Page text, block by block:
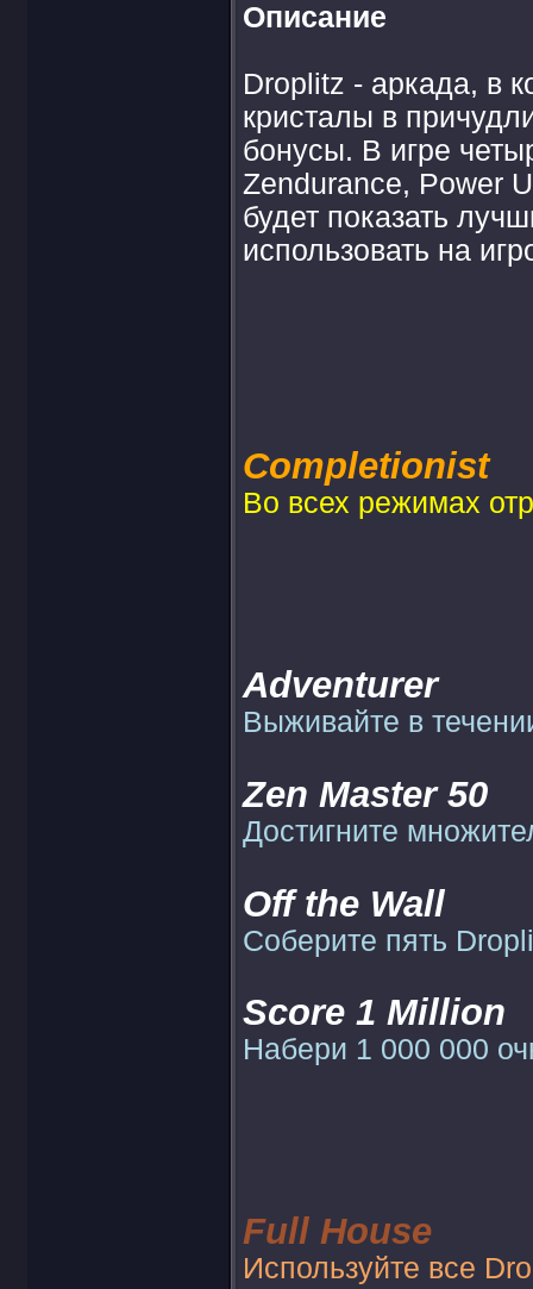
Описание
Droplitz - аркада, в
кристалы в
бонусы. В игре
Zendurance, Power
будет показать
использовать на
Completionist
Во всех режимах
Adventurer
Выживайте в
Zen Master 50
Достигните
Off the Wall
Соберите пять
Score 1 Million
Набери 1 000 000
Full House
Используйте все